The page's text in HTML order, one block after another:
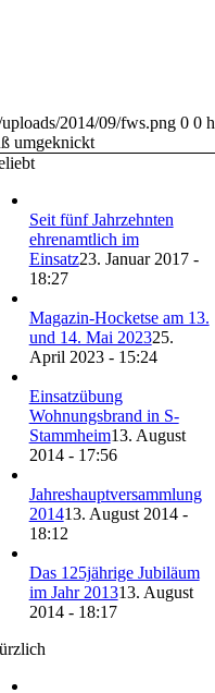
2014/09/fws.png 0 0
umgeknickt
Seit fünf Jahrzehnten
ehrenamtlich im
Einsatz23. Januar 2017 -
18:27
Magazin-Hocketse am 13.
und 14. Mai 202325.
April 2023 - 15:24
Einsatzübung
Wohnungsbrand in S-
Stammheim13. August
2014 - 17:56
Jahreshauptversammlung
201413. August 2014 -
18:12
Das 125jährige Jubiläum
im Jahr 201313. August
2014 - 18:17